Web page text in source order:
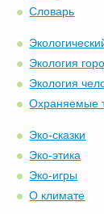
Словарь
Экология
Экология
Охраняемые
Эко-сказки
Эко-этика
Эко-игры
О климате